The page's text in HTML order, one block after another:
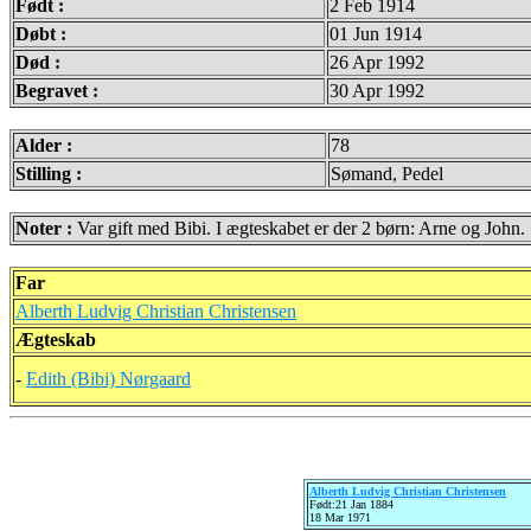
Født :
2 Feb 1914
Døbt :
01 Jun 1914
Død :
26 Apr 1992
Begravet :
30 Apr 1992
Alder :
78
Stilling :
Sømand, Pedel
Noter : Var gift med Bibi. I ægteskabet er der 2 børn: Arne og John.
Far
Alberth Ludvig Christian Christensen
Ægteskab
- Edith (Bibi) Nørgaard
Alberth Ludvig Christian Christensen
Født:21 Jan 1884
18 Mar 1971